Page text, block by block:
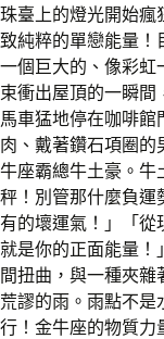
珠臺上的燈光開始瘋
致純粹的單戀能量！
一個巨大的、像彩虹
束衝出屋頂的一瞬
馬車猛地停在咖啡館
肉、戴著鑽石項圈
牛座霸總牛土豪。牛
秤！別管那什麼負運
有的壞運氣！」「從
就是你的正面能量！
間扭曲，與一種夾
荒謬的雨。雨點不
行！金牛座的物質力